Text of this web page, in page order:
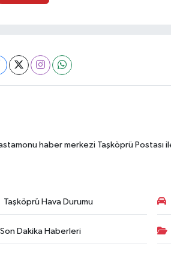
haber merkezi Taşköprü Postası
Taşköprü Hava Durumu
Son Dakika Haberleri